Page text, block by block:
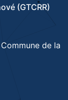
(GTCRR)
de la